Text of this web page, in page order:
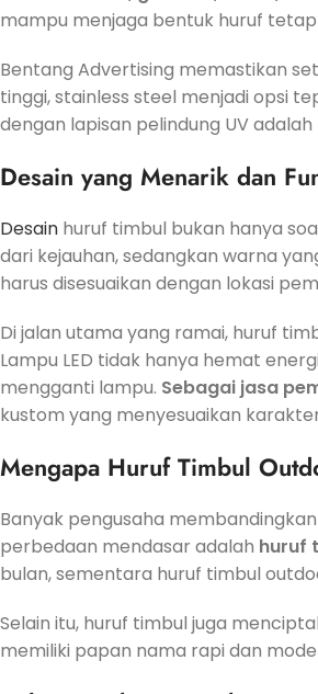
mampu menjaga bentuk huruf
Bentang Advertising memastikan
tinggi, stainless steel menjadi opsi
dengan lapisan pelindung UV adalah
Desain yang Menarik dan
Desain huruf timbul bukan hanya
dari kejauhan, sedangkan warna
harus disesuaikan dengan lokasi
Di jalan utama yang ramai, huruf
Lampu LED tidak hanya hemat
mengganti lampu. Sebagai jasa
kustom yang menyesuaikan
Mengapa Huruf Timbul
Banyak pengusaha
perbedaan mendasar adalah huruf
bulan, sementara huruf timbul
Selain itu, huruf timbul juga
memiliki papan nama rapi dan